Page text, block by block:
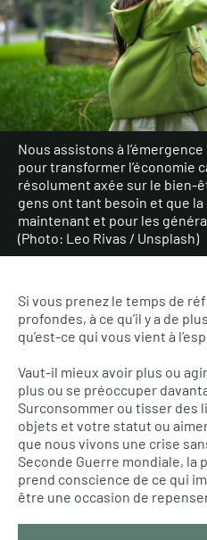
Nous assistons à
pour transformer l’économie
résolument axée sur le bien-
gens ont tant besoin et que
maintenant et pour les
(Photo: Leo Rivas / Unsplash)
Si vous prenez le temps de
profondes, à ce qu’il y a de
qu’est-ce qui vous vient à
Vaut-il mieux avoir plus ou
plus ou se préoccuper
Surconsommer ou tisser des
objets et votre statut ou
que nous vivons une crise
Seconde Guerre mondiale, la
prend conscience de ce qui
être une occasion de